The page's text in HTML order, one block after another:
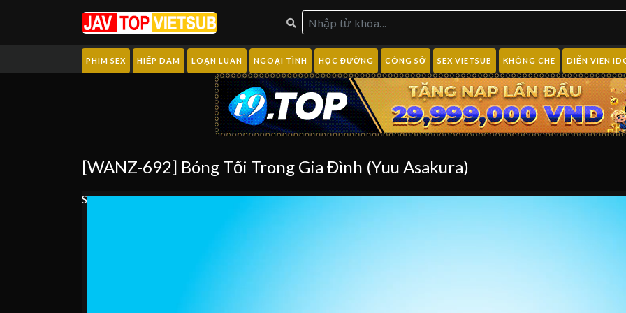
PHIM SEX HIẾP DÂM LOẠN LUÂN NGOẠI TÌNH HỌC ĐƯỜNG CÔNG SỞ SEX VIETSUB KHÔNG CHE DIỄN VIÊN
[WANZ-692] Bóng Tối Trong Gia Đình (Yuu Asakura)
Server 0Server 1